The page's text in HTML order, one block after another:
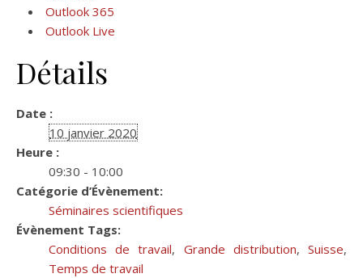
Outlook 365
Outlook Live
Détails
Date :
10 janvier 2020
Heure :
09:30 - 10:00
Catégorie d’Évènement:
Séminaires scientifiques
Évènement Tags:
Conditions de travail, Grande distribution,Suisse,
Temps de travail